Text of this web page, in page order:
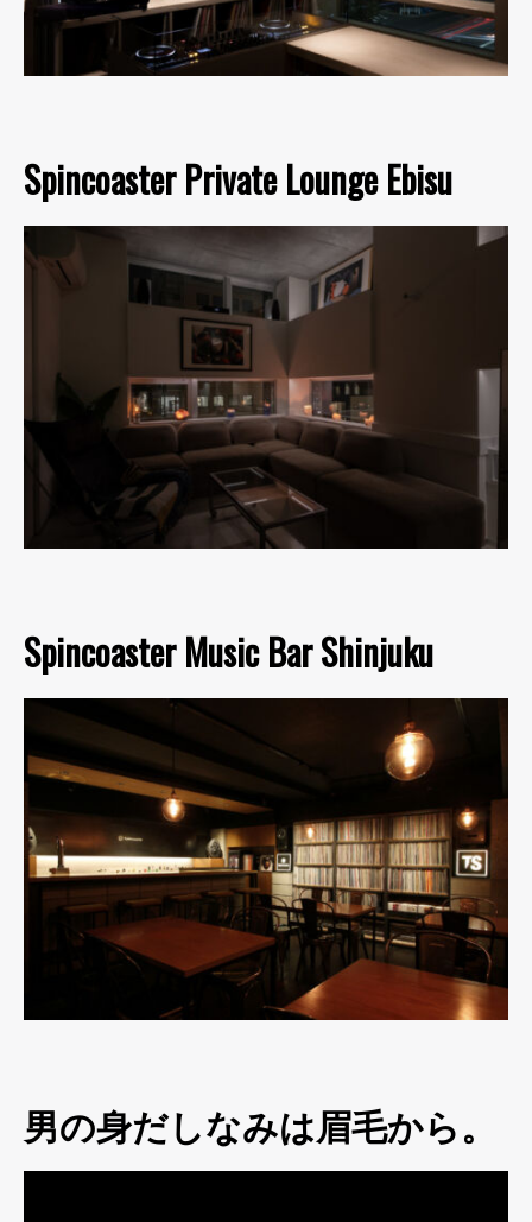
Spincoaster Private Lounge Ebisu
Spincoaster Music Bar Shinjuku
男の身だしなみは眉毛から。